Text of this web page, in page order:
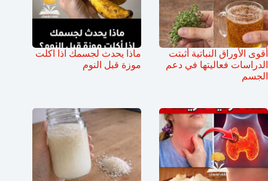
أقوى الأوراق النباتية أثبتت
الدراسات فعاليتها في دعم
الجسم
ماذا يحدث لجسمك اذا اكلت
موزة قبل النوم